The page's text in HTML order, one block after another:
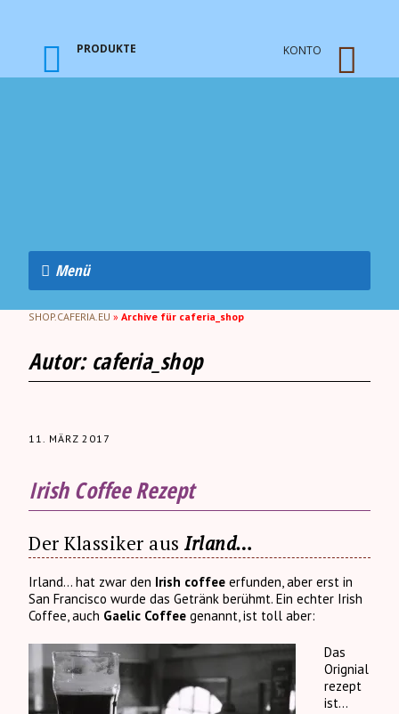
Menü
SHOP.CAFERIA.EU » Archive für caferia_shop
Autor: caferia_shop
11. MÄRZ 2017
Irish Coffee Rezept
Der Klassiker aus Irland…
Irland… hat zwar den Irish coffee erfunden, aber erst in
San Francisco wurde das Getränk berühmt. Ein echter Irish
Coffee, auch Gaelic Coffee genannt, ist toll aber:
Das
Orignial
rezept
ist…
PRODUKTE KONTO